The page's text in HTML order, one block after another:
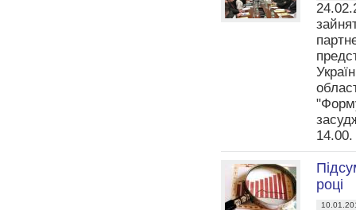
році